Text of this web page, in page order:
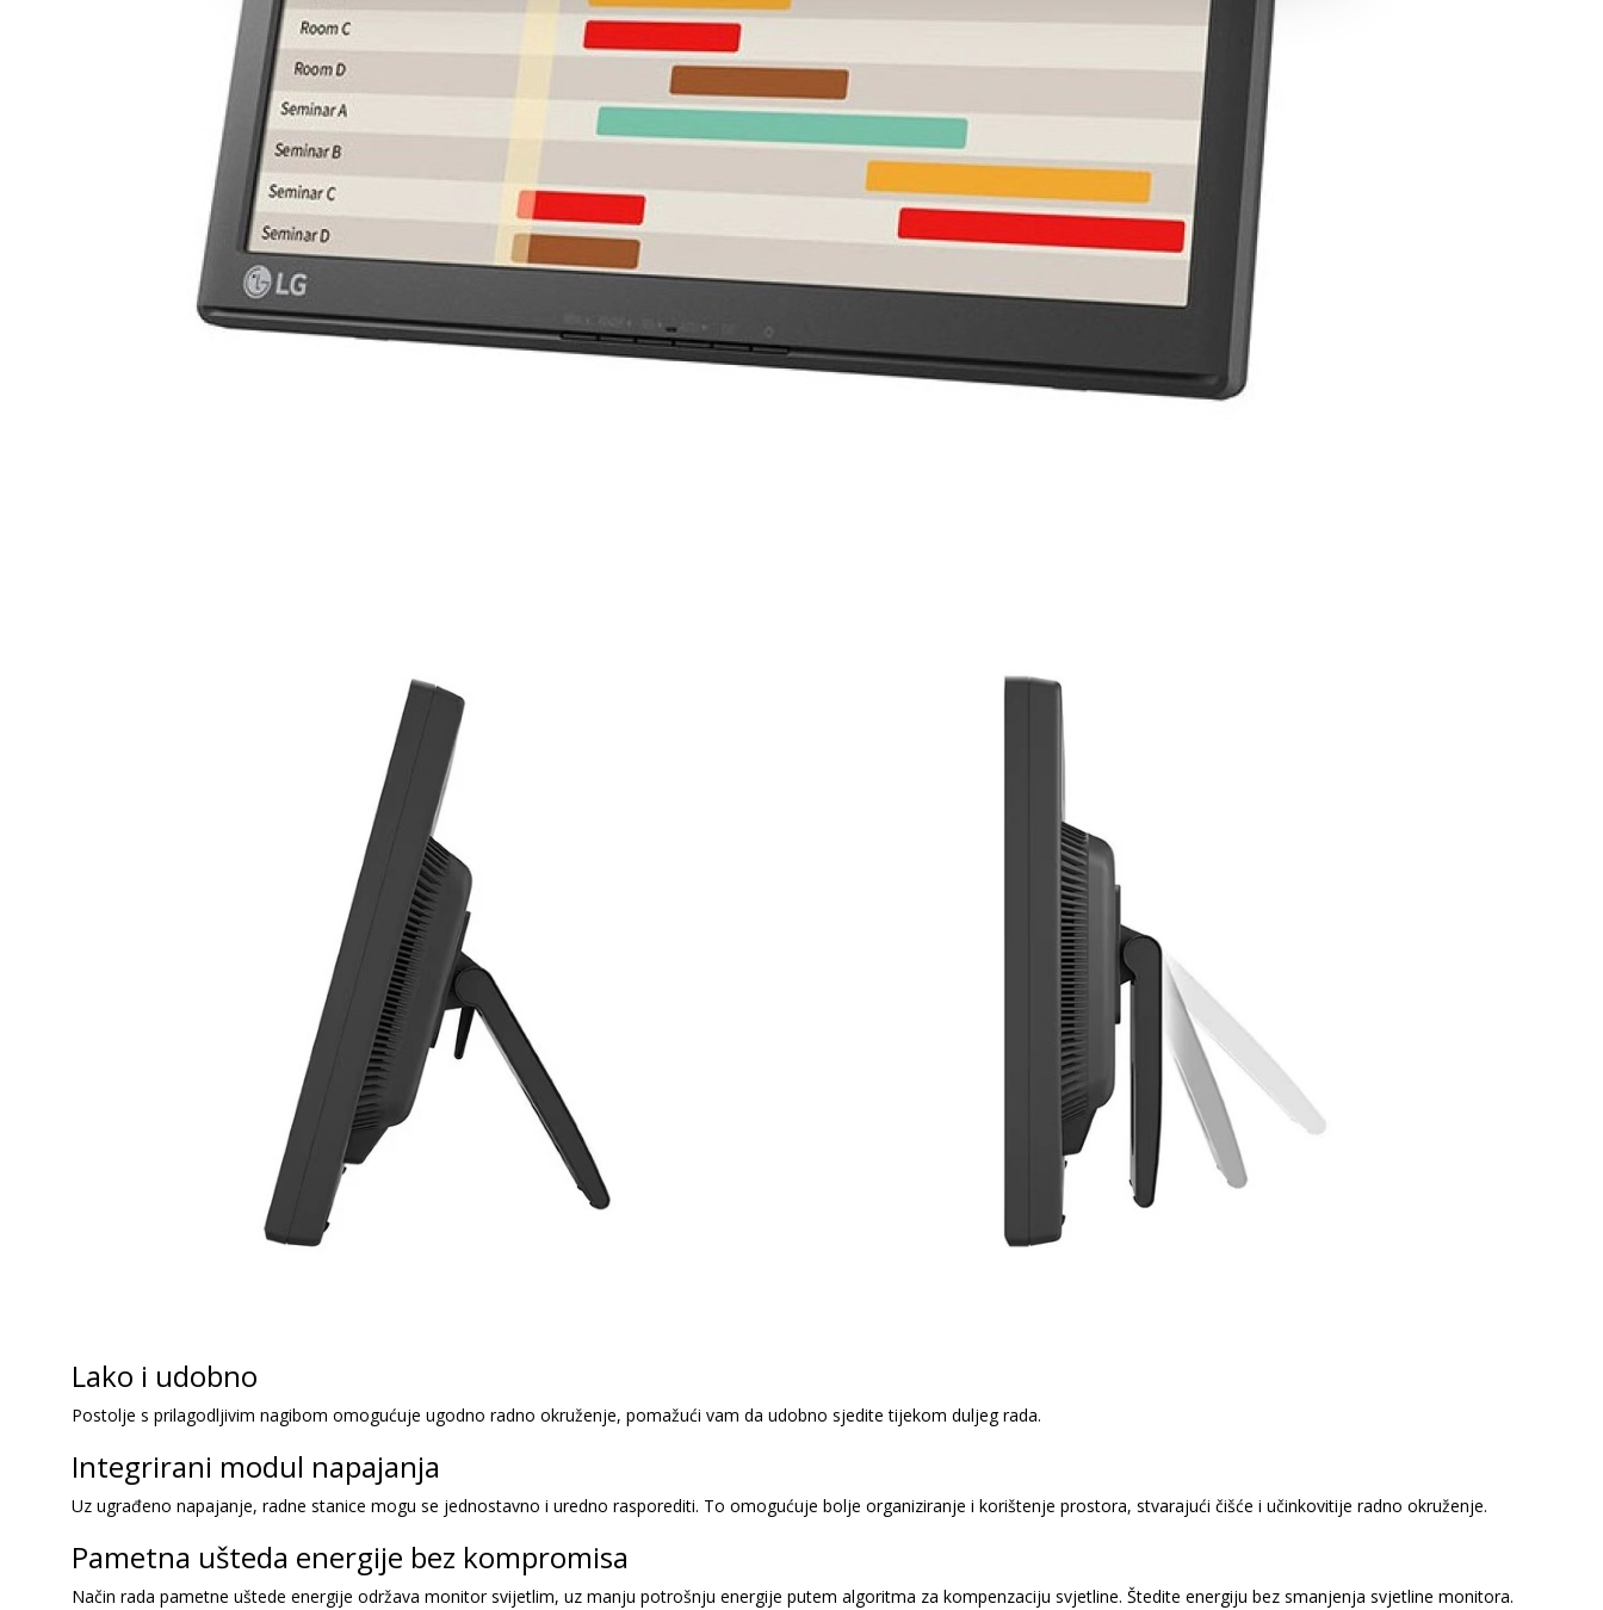
Lako i udobno
Postolje s prilagodljivim nagibom omogućuje ugodno radno okruženje, pomažući vam da udobno sjedite tijekom duljeg rada.
Integrirani modul napajanja
Uz ugrađeno napajanje, radne stanice mogu se jednostavno i uredno rasporediti. To omogućuje bolje organiziranje i korištenje prostora, stvarajući čišće i učinkovitije radno okruženje.
Pametna ušteda energije bez kompromisa
Način rada pametne uštede energije održava monitor svijetlim, uz manju potrošnju energije putem algoritma za kompenzaciju svjetline. Štedite energiju bez smanjenja svjetline monitora.